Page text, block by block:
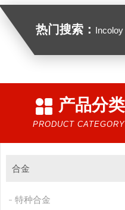
热门搜索： Incoloy
产品分类
PRODUCT CATEGORY
合金
特种合金